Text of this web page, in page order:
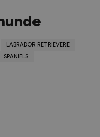
LABRADOR RETRIEVERE
SPANIELS